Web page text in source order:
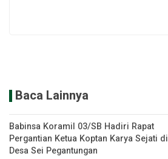
Baca Lainnya
Babinsa Koramil 03/SB Hadiri Rapat
Pergantian Ketua Koptan Karya Sejati di
Desa Sei Pegantungan